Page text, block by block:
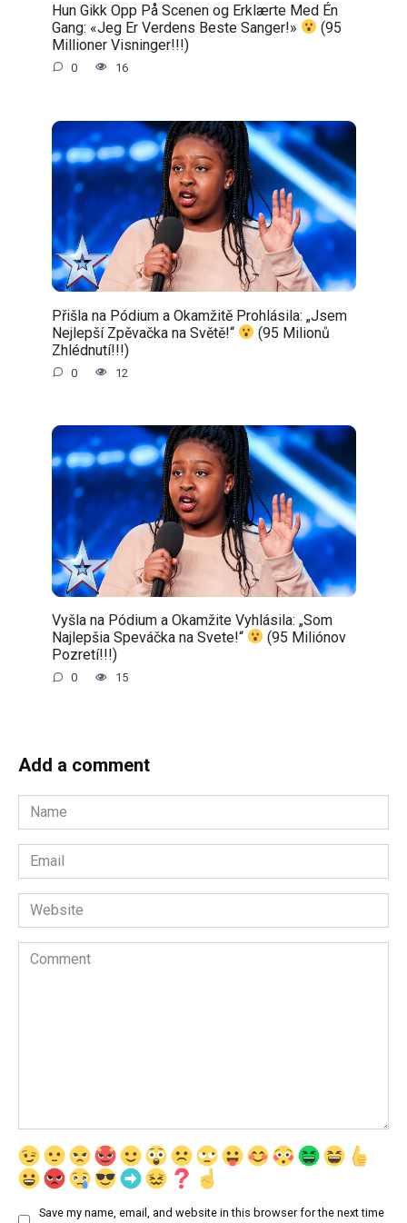
Hun Gikk Opp På Scenen og Erklærte Med Én
Gang: «Jeg Er Verdens Beste Sanger!»
(95
Millioner Visninger!!!)
0 16
Přišla na Pódium a Okamžitě Prohlásila: „Jsem
Nejlepší Zpěvačka na Světě!“
(95 Milionů
Zhlédnutí!!!)
0 12
Vyšla na Pódium a Okamžite Vyhlásila: „Som
Najlepšia Speváčka na Svete!“
(95 Miliónov
Pozretí!!!)
0 15
Add a comment
Name
*
Email
*
Website
Comment
Save my name, email, and website in this browser for the next time